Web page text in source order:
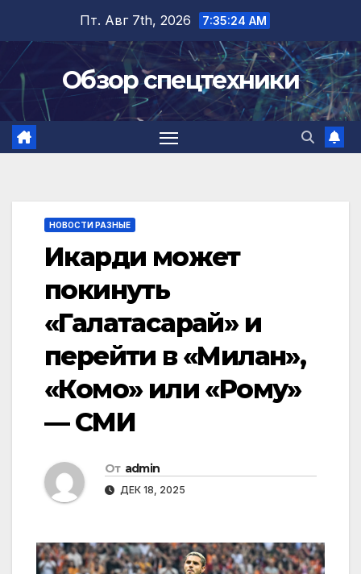
содержимому
Пт. Авг 7th, 2026 7:35:24 AM
Обзор спецтехники
НОВОСТИ РАЗНЫЕ
Икарди может
покинуть
«Галатасарай» и
перейти в «Милан»,
«Комо» или «Рому»
— СМИ
От admin
ДЕК 18, 2025